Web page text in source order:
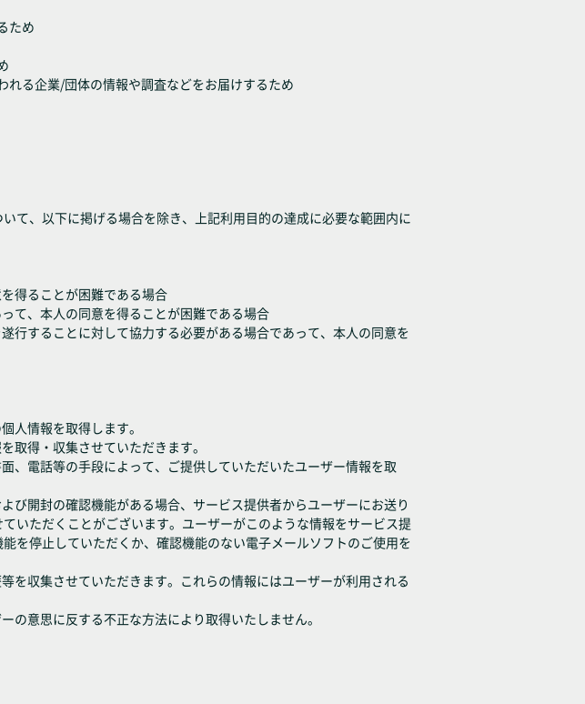
ため
る企業/団体の情報や調査などをお届けするため
て、以下に掲げる場合を除き、上記利用目的の達成に必要な範囲内に
得ることが困難である場合
て、本人の同意を得ることが困難である場合
行することに対して協力する必要がある場合であって、本人の同意を
人情報を取得します。
取得・収集させていただきます。
、電話等の手段によって、ご提供していただいたユーザー情報を取
び開封の確認機能がある場合、サービス提供者からユーザーにお送り
いただくことがございます。ユーザーがこのような情報をサービス提
を停止していただくか、確認機能のない電子メールソフトのご使用を
を収集させていただきます。これらの情報にはユーザーが利用される
意思に反する不正な方法により取得いたしません。